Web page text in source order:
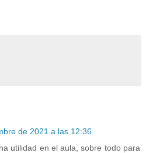
de 2021 a las 12:36
utilidad en el aula, sobre todo para